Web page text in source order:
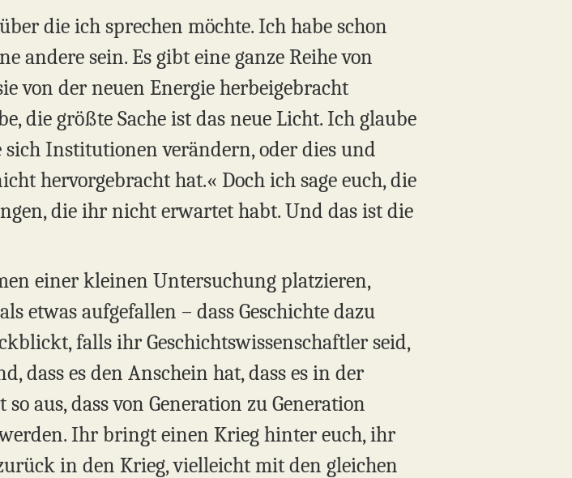
die ich sprechen möchte. Ich habe schon
andere sein. Es gibt eine ganze Reihe von
von der neuen Energie herbeigebracht
die größte Sache ist das neue Licht. Ich glaube
sich Institutionen verändern, oder dies und
hervorgebracht hat.« Doch ich sage euch, die
die ihr nicht erwartet habt. Und das ist die
einer kleinen Untersuchung platzieren,
etwas aufgefallen – dass Geschichte dazu
falls ihr Geschichtswissenschaftler seid,
dass es den Anschein hat, dass es in der
aus, dass von Generation zu Generation
Ihr bringt einen Krieg hinter euch, ihr
in den Krieg, vielleicht mit den gleichen